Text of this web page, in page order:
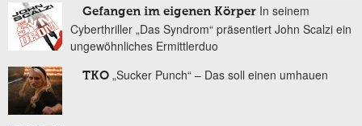
Gefangen im eigenen Körper In seinem
Cyberthriller „Das Syndrom“ präsentiert John Scalzi ein
ungewöhnliches Ermittlerduo
TKO „Sucker Punch“ – Das soll einen umhauen